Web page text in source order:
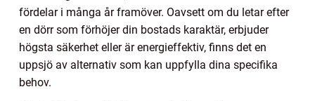
fördelar i många år framöver. Oavsett om du letar efter
en dörr som förhöjer din bostads karaktär, erbjuder
högsta säkerhet eller är energieffektiv, finns det en
uppsjö av alternativ som kan uppfylla dina specifika
behov.